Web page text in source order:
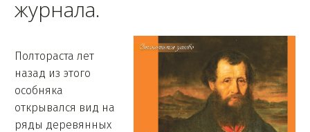
журнала.
Полтораста лет
назад из этого
особняка
открывался вид на
ряды деревянных